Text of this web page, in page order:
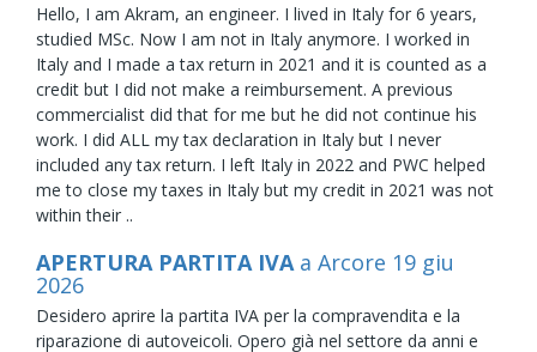
Hello, I am Akram, an engineer. I lived in Italy for 6 years,
studied MSc. Now I am not in Italy anymore. I worked in
Italy and I made a tax return in 2021 and it is counted as a
credit but I did not make a reimbursement. A previous
commercialist did that for me but he did not continue his
work. I did ALL my tax declaration in Italy but I never
included any tax return. I left Italy in 2022 and PWC helped
me to close my taxes in Italy but my credit in 2021 was not
within their ..
APERTURA PARTITA IVA a Arcore 19 giu
2026
Desidero aprire la partita IVA per la compravendita e la
riparazione di autoveicoli. Opero già nel settore da anni e